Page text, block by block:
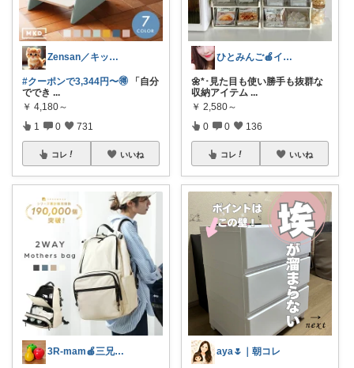
Zensan／キッズ☆ベビーROOM
#クーポンで3,344円〜🉐 「自分
ででき ...
￥ 4,180～
1 0 731
コレ いいね
3R-mam🍎三兄弟母
ひとみんご🍎‪インテリア雑貨
🌼*･見た目も使い勝手も抜群な
収納アイテム ...
￥ 2,580～
0 0 136
コレ いいね
aya🌷｜朝コレ